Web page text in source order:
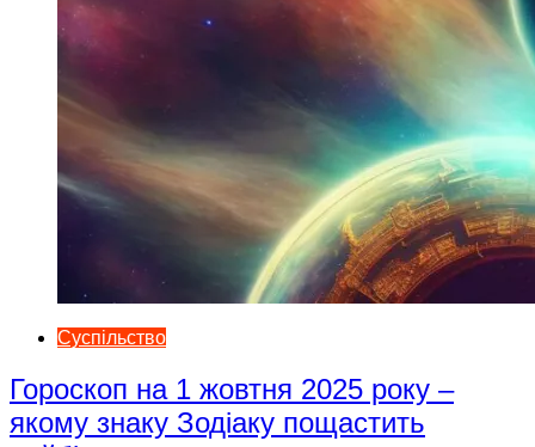
Суспільство
Гороскоп на 1 жовтня 2025 року –
якому знаку Зодіаку пощастить